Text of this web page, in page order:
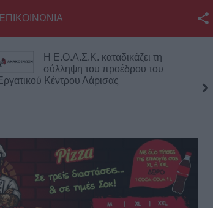
Twitter
YouTube
RSS
Επικοινωνία με το
KarditsaLive.Net
ΕΠΙΚΟΙΝΩΝΙΑ
Σπουδαία μεταγραφική κίνηση
για την Α.Ε. Μουζακίου με την
απόκτηση του Γιάννη